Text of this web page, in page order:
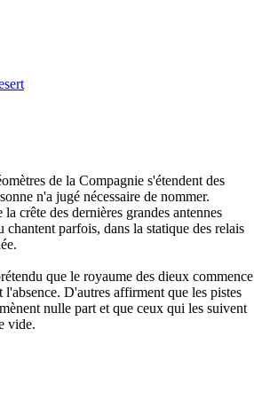
de la Compagnie s'étendent des
n'a jugé nécessaire de nommer.
crête des dernières grandes antennes
parfois, dans la statique des relais
que le royaume des dieux commence
D'autres affirment que les pistes
nulle part et que ceux qui les suivent
vide.